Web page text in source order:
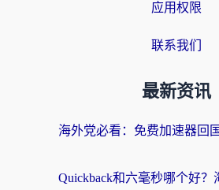
应用权限
联系我们
最新资讯